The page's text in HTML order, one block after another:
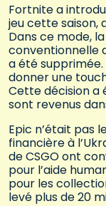
Fortnite a
jeu cette saison,
Dans ce mode,
conventionnelle
a été
donner une
Cette décision a
sont revenus
Epic n’était pas
financière à
de CSGO ont
pour l’aide
pour les
levé plus de 20